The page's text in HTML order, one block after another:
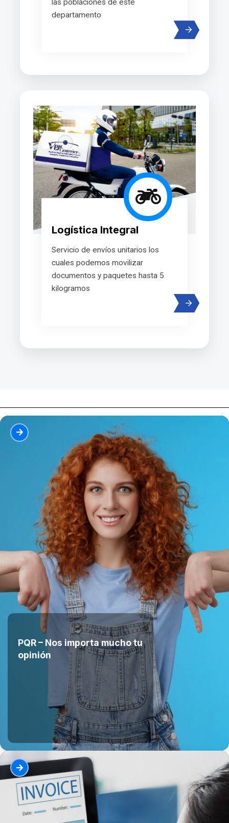
las poblaciones de este
departamento
Servicio de envíos unitarios los
cuales podemos movilizar
documentos y paquetes hasta 5
kilogramos
PQR – Nos importa mucho tu
opinión